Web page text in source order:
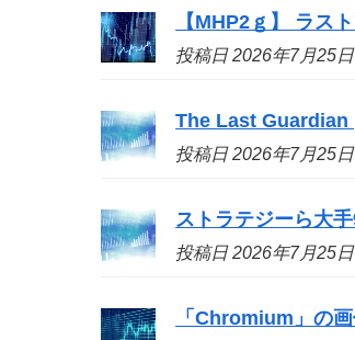
【MHP2ｇ】 ラス
投稿日 2026年7月25日
The Last Guardian
投稿日 2026年7月25日
ストラテジーら大
投稿日 2026年7月25日
「Chromium」の